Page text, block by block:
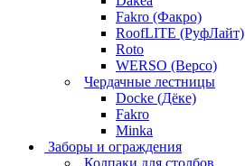
Fakro (Факро)
RoofLITE (РуфЛайт)
Roto
WERSO (Версо)
Чердачные лестницы
Docke (Дёке)
Fakro
Minka
Заборы и ограждения
Колпаки для столбов